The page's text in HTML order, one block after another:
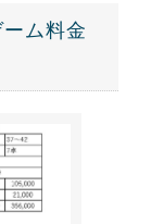
ム料金